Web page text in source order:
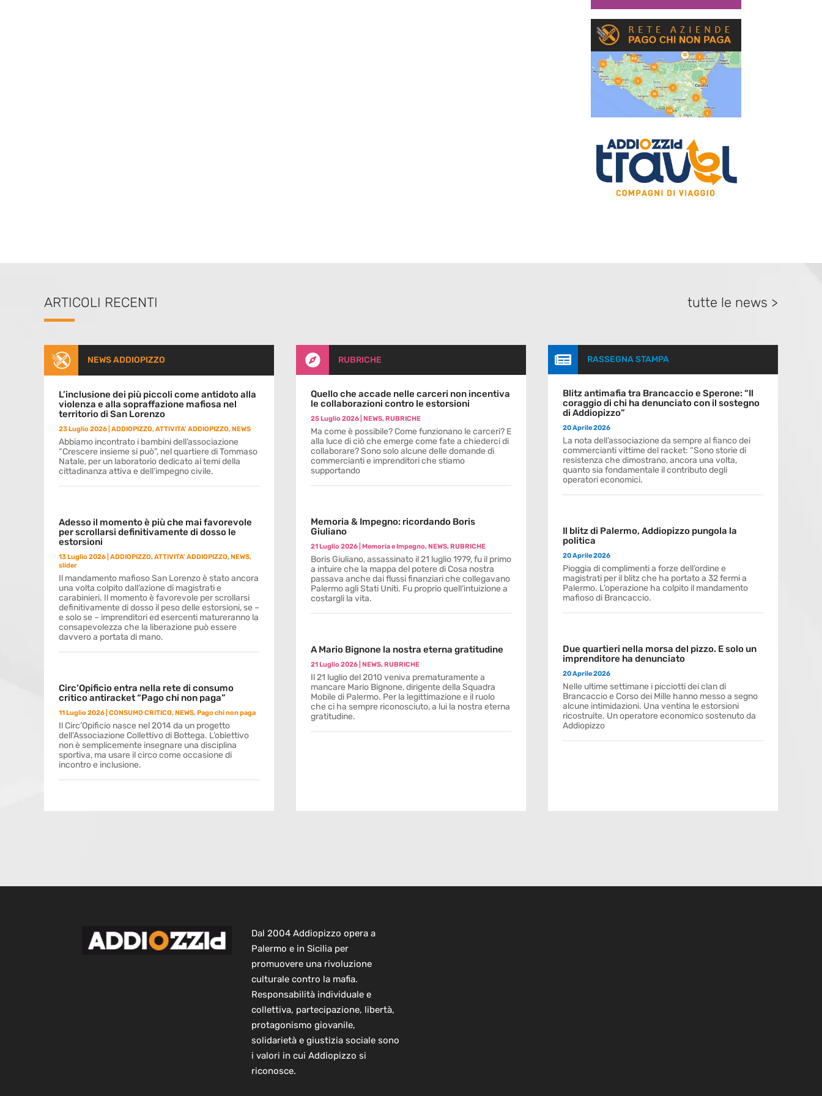
ARTICOLI RECENTI tutte le news >
NEWS ADDIOPIZZO
L’inclusione dei più piccoli come antidoto alla
violenza e alla sopraffazione mafiosa nel
territorio di San Lorenzo
23 Luglio 2026 ADDIOPIZZO,ATTIVITA' ADDIOPIZZO,NEWS
Abbiamo incontrato i bambini dell’associazione
“Crescere insieme si può”, nel quartiere di Tommaso
Natale, per un laboratorio dedicato ai temi della
cittadinanza attiva e dell’impegno civile.
Adesso il momento è più che mai favorevole
per scrollarsi definitivamente di dosso le
estorsioni
13 Luglio 2026 ADDIOPIZZO,ATTIVITA' ADDIOPIZZO,NEWS,
slider
Il mandamento mafioso San Lorenzo è stato ancora
una volta colpito dall’azione di magistrati e
carabinieri. Il momento è favorevole per scrollarsi
definitivamente di dosso il peso delle estorsioni, se –
e solo se – imprenditori ed esercenti matureranno la
consapevolezza che la liberazione può essere
davvero a portata di mano.
Circ’Opificio entra nella rete di consumo
critico antiracket “Pago chi non paga”
11 Luglio 2026 CONSUMO CRITICO,NEWS,Pago chi non paga
Il Circ’Opificio nasce nel 2014 da un progetto
dell’Associazione Collettivo di Bottega. L’obiettivo
non è semplicemente insegnare una disciplina
sportiva, ma usare il circo come occasione di
incontro e inclusione.
 RUBRICHE
Quello che accade nelle carceri non incentiva
le collaborazioni contro le estorsioni
25 Luglio 2026| NEWS,RUBRICHE
Ma come è possibile? Come funzionano le carceri? E
alla luce di ciò che emerge come fate a chiederci di
collaborare? Sono solo alcune delle domande di
commercianti e imprenditori che stiamo
supportando
Memoria & Impegno: ricordando Boris
Giuliano
21 Luglio 2026| Memoria e Impegno,NEWS,RUBRICHE
Boris Giuliano, assassinato il 21 luglio 1979, fu il primo
a intuire che la mappa del potere di Cosa nostra
passava anche dai flussi finanziari che collegavano
Palermo agli Stati Uniti. Fu proprio quell’intuizione a
costargli la vita.
A Mario Bignone la nostra eterna gratitudine
21 Luglio 2026| NEWS,RUBRICHE
Il 21 luglio del 2010 veniva prematuramente a
mancare Mario Bignone, dirigente della Squadra
Mobile di Palermo. Per la legittimazione e il ruolo
che ci ha sempre riconosciuto, a lui la nostra eterna
gratitudine.
 RASSEGNA STAMPA
Blitz antimafia tra Brancaccio e Sperone: “Il
coraggio di chi ha denunciato con il sostegno
di Addiopizzo”
20 Aprile 2026
La nota dell’associazione da sempre al fianco dei
commercianti vittime del racket: “Sono storie di
resistenza che dimostrano, ancora una volta,
quanto sia fondamentale il contributo degli
operatori economici.
Il blitz di Palermo, Addiopizzo pungola la
politica
20 Aprile 2026
Pioggia di complimenti a forze dell’ordine e
magistrati per il blitz che ha portato a 32 fermi a
Palermo. L’operazione ha colpito il mandamento
mafioso di Brancaccio.
Due quartieri nella morsa del pizzo. E solo un
imprenditore ha denunciato
20 Aprile 2026
Nelle ultime settimane i picciotti dei clan di
Brancaccio e Corso dei Mille hanno messo a segno
alcune intimidazioni. Una ventina le estorsioni
ricostruite. Un operatore economico sostenuto da
Addiopizzo
Dal 2004 Addiopizzo opera a
Palermo e in Sicilia per
promuovere una rivoluzione
culturale contro la mafia.
Responsabilità individuale e
collettiva, partecipazione, libertà,
protagonismo giovanile,
solidarietà e giustizia sociale sono
i valori in cui Addiopizzo si
riconosce.